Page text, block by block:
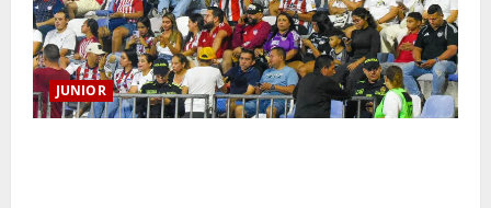
JUNIOR